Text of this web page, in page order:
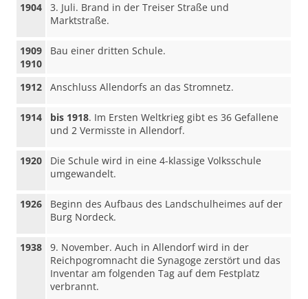
1904
3. Juli. Brand in der Treiser Straße und
Marktstraße.
1909
1910
Bau einer dritten Schule.
1912 Anschluss Allendorfs an das Stromnetz.
1914 bis 1918. Im Ersten Weltkrieg gibt es 36 Gefallene
und 2 Vermisste in Allendorf.
1920
Die Schule wird in eine 4-klassige Volksschule
umgewandelt.
1926
Beginn des Aufbaus des Landschulheimes auf der
Burg Nordeck.
1938
9. November. Auch in Allendorf wird in der
Reichpogromnacht die Synagoge zerstört und das
Inventar am folgenden Tag auf dem Festplatz
verbrannt.